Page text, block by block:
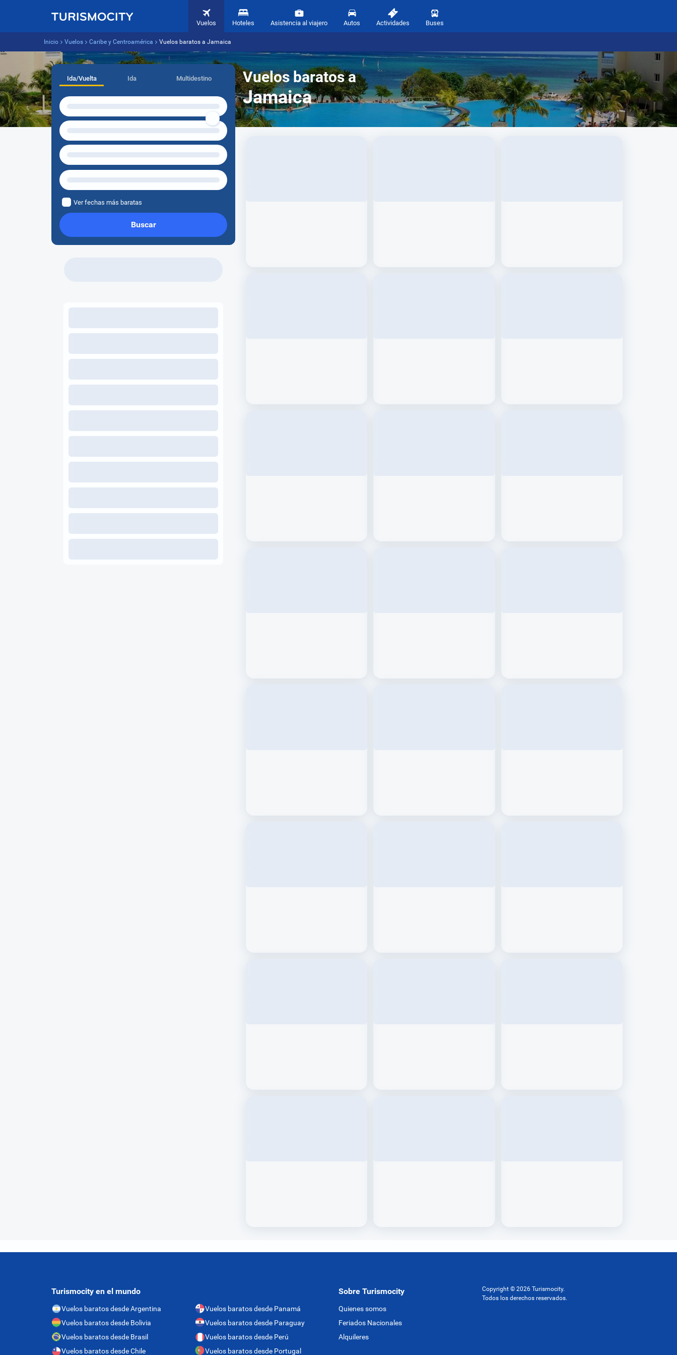
Vuelos Hoteles Asistencia al viajero Autos Actividades Buses
Inicio Vuelos Caribe y Centroamérica Vuelos baratos a Jamaica
Ida/Vuelta Ida Multidestino
Ver fechas más baratas
Buscar
Vuelos baratos a
Jamaica
Turismocity en el mundo
Vuelos baratos desde Argentina
Vuelos baratos desde Bolivia
Vuelos baratos desde Brasil
Vuelos baratos desde Chile
Vuelos baratos desde Panamá
Vuelos baratos desde Paraguay
Vuelos baratos desde Perú
Vuelos baratos desde Portugal
Sobre Turismocity
Quienes somos
Feriados Nacionales
Alquileres
Copyright © 2026 Turismocity.
Todos los derechos reservados.